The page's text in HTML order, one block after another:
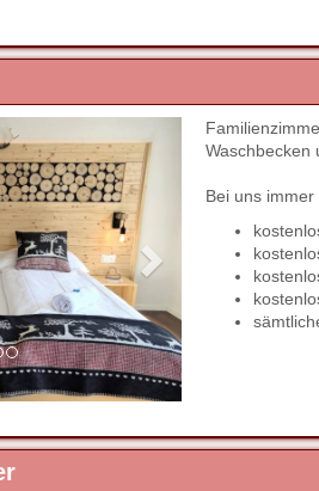
Waschbecken
Bei uns